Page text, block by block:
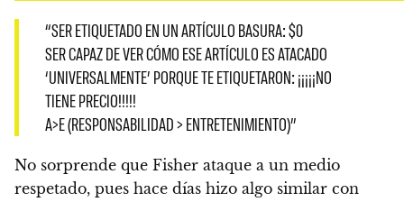
“SER ETIQUETADO EN UN ARTÍCULO BASURA: $0
SER CAPAZ DE VER CÓMO ESE ARTÍCULO ES ATACADO
‘UNIVERSALMENTE’ PORQUE TE ETIQUETARON: ¡¡¡¡¡NO
TIENE PRECIO!!!!!
A>E (RESPONSABILIDAD > ENTRETENIMIENTO)”
No sorprende que Fisher ataque a un medio
respetado, pues hace días hizo algo similar con